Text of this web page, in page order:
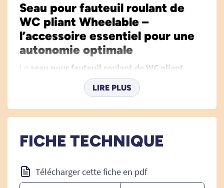
Seau pour fauteuil roulant de
WC pliant Wheelable –
l’accessoire essentiel pour une
autonomie optimale
Le seau pour fauteuil roulant de WC pliant
est un accessoire incontournable
pour qui souhaite profiter pleinement de son
fauteuil roulant de WC Wheelable. Ce seau a été
de mobilité, d’hygiène et de praticité que
rencontrent au quotidien les personnes à
un usage sûr, adapté et hautement fonctionnel,
LIRE PLUS
FICHE TECHNIQUE
Télécharger cette fiche en pdf